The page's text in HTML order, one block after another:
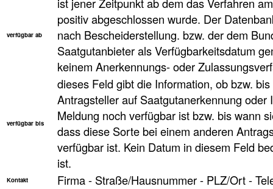
verfügbar ab
ist jener Zeitpunkt ab dem das Verfahren
positiv abgeschlossen wurde. Der
nach Bescheiderstellung. bzw. der dem
Saatgutanbieter als Verfügbarkeitsdatum
keinem Anerkennungs- oder
verfügbar bis
dieses Feld gibt die Information, ob bzw.
Antragsteller auf Saatgutanerkennung
Meldung noch verfügbar ist bzw. bis wann
dass diese Sorte bei einem anderen
verfügbar ist. Kein Datum in diesem Feld
ist.
Kontakt Firma - Straße/Hausnummer - PLZ/Ort -